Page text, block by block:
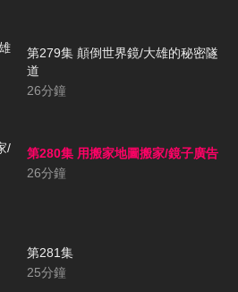
第279集 顛倒世界鏡/大雄的秘密隧
道
26分鐘
第280集 用搬家地圖搬家/鏡子廣告
26分鐘
第281集
25分鐘